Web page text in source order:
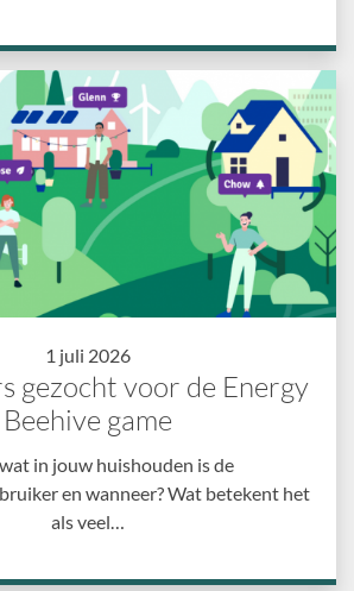
1 juli 2026
gezocht voor de Energy
Beehive game
in jouw huishouden is de
en wanneer? Wat betekent het
als veel…